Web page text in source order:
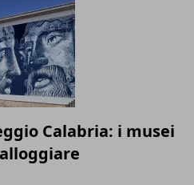
Calabria: i musei